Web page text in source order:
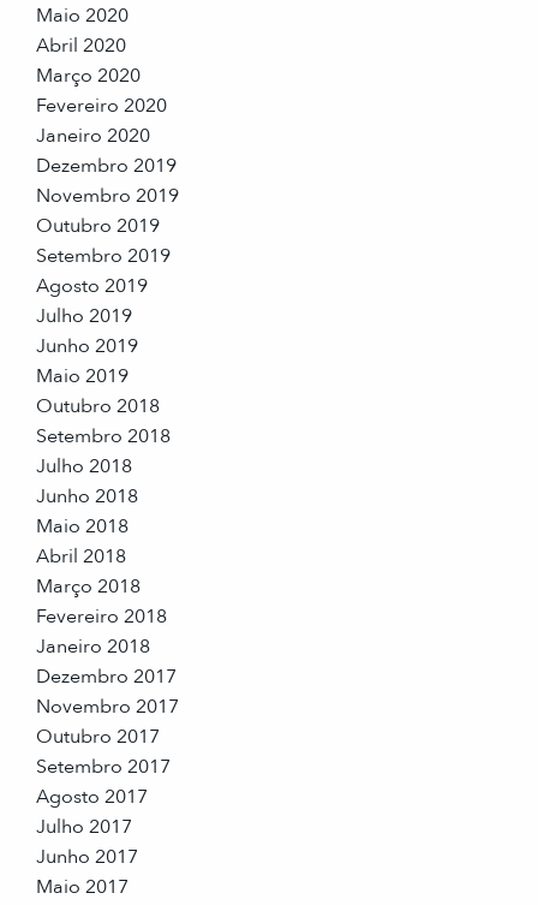
Maio 2020
Abril 2020
Março 2020
Fevereiro 2020
Janeiro 2020
Dezembro 2019
Novembro 2019
Outubro 2019
Setembro 2019
Agosto 2019
Julho 2019
Junho 2019
Maio 2019
Outubro 2018
Setembro 2018
Julho 2018
Junho 2018
Maio 2018
Abril 2018
Março 2018
Fevereiro 2018
Janeiro 2018
Dezembro 2017
Novembro 2017
Outubro 2017
Setembro 2017
Agosto 2017
Julho 2017
Junho 2017
Maio 2017